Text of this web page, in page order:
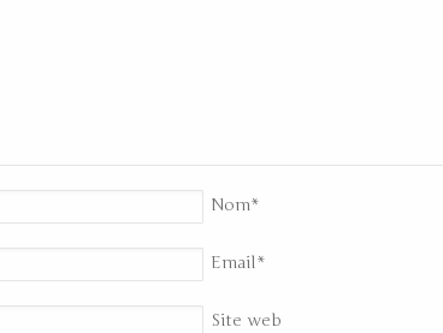
Nom*
Email*
Site web